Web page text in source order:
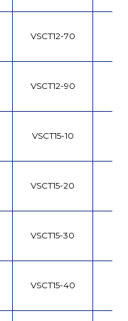
VSCT12-70
VSCT12-90
VSCT15-10
VSCT15-20
VSCT15-30
VSCT15-40